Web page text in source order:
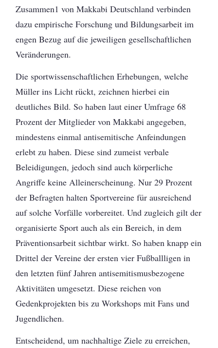
Zusammen1 von Makkabi Deutschland verbinden
dazu empirische Forschung und Bildungsarbeit im
engen Bezug auf die jeweiligen gesellschaftlichen
Veränderungen.
Die sportwissenschaftlichen Erhebungen, welche
Müller ins Licht rückt, zeichnen hierbei ein
deutliches Bild. So haben laut einer Umfrage 68
Prozent der Mitglieder von Makkabi angegeben,
mindestens einmal antisemitische Anfeindungen
erlebt zu haben. Diese sind zumeist verbale
Beleidigungen, jedoch sind auch körperliche
Angriffe keine Alleinerscheinung. Nur 29 Prozent
der Befragten halten Sportvereine für ausreichend
auf solche Vorfälle vorbereitet. Und zugleich gilt der
organisierte Sport auch als ein Bereich, in dem
Präventionsarbeit sichtbar wirkt. So haben knapp ein
Drittel der Vereine der ersten vier Fußballligen in
den letzten fünf Jahren antisemitismusbezogene
Aktivitäten umgesetzt. Diese reichen von
Gedenkprojekten bis zu Workshops mit Fans und
Jugendlichen.
Entscheidend, um nachhaltige Ziele zu erreichen,